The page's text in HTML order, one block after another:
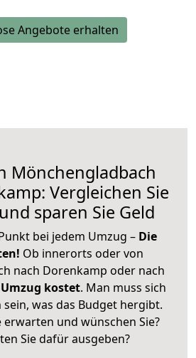
Angebote erhalten
Mönchengladbach
Vergleichen Sie
sparen Sie Geld
bei jedem Umzug – Die
Ob innerorts oder von
nach Dorenkamp oder nach
kostet. Man muss sich
was das Budget hergibt.
erwarten und wünschen Sie?
Sie dafür ausgeben?